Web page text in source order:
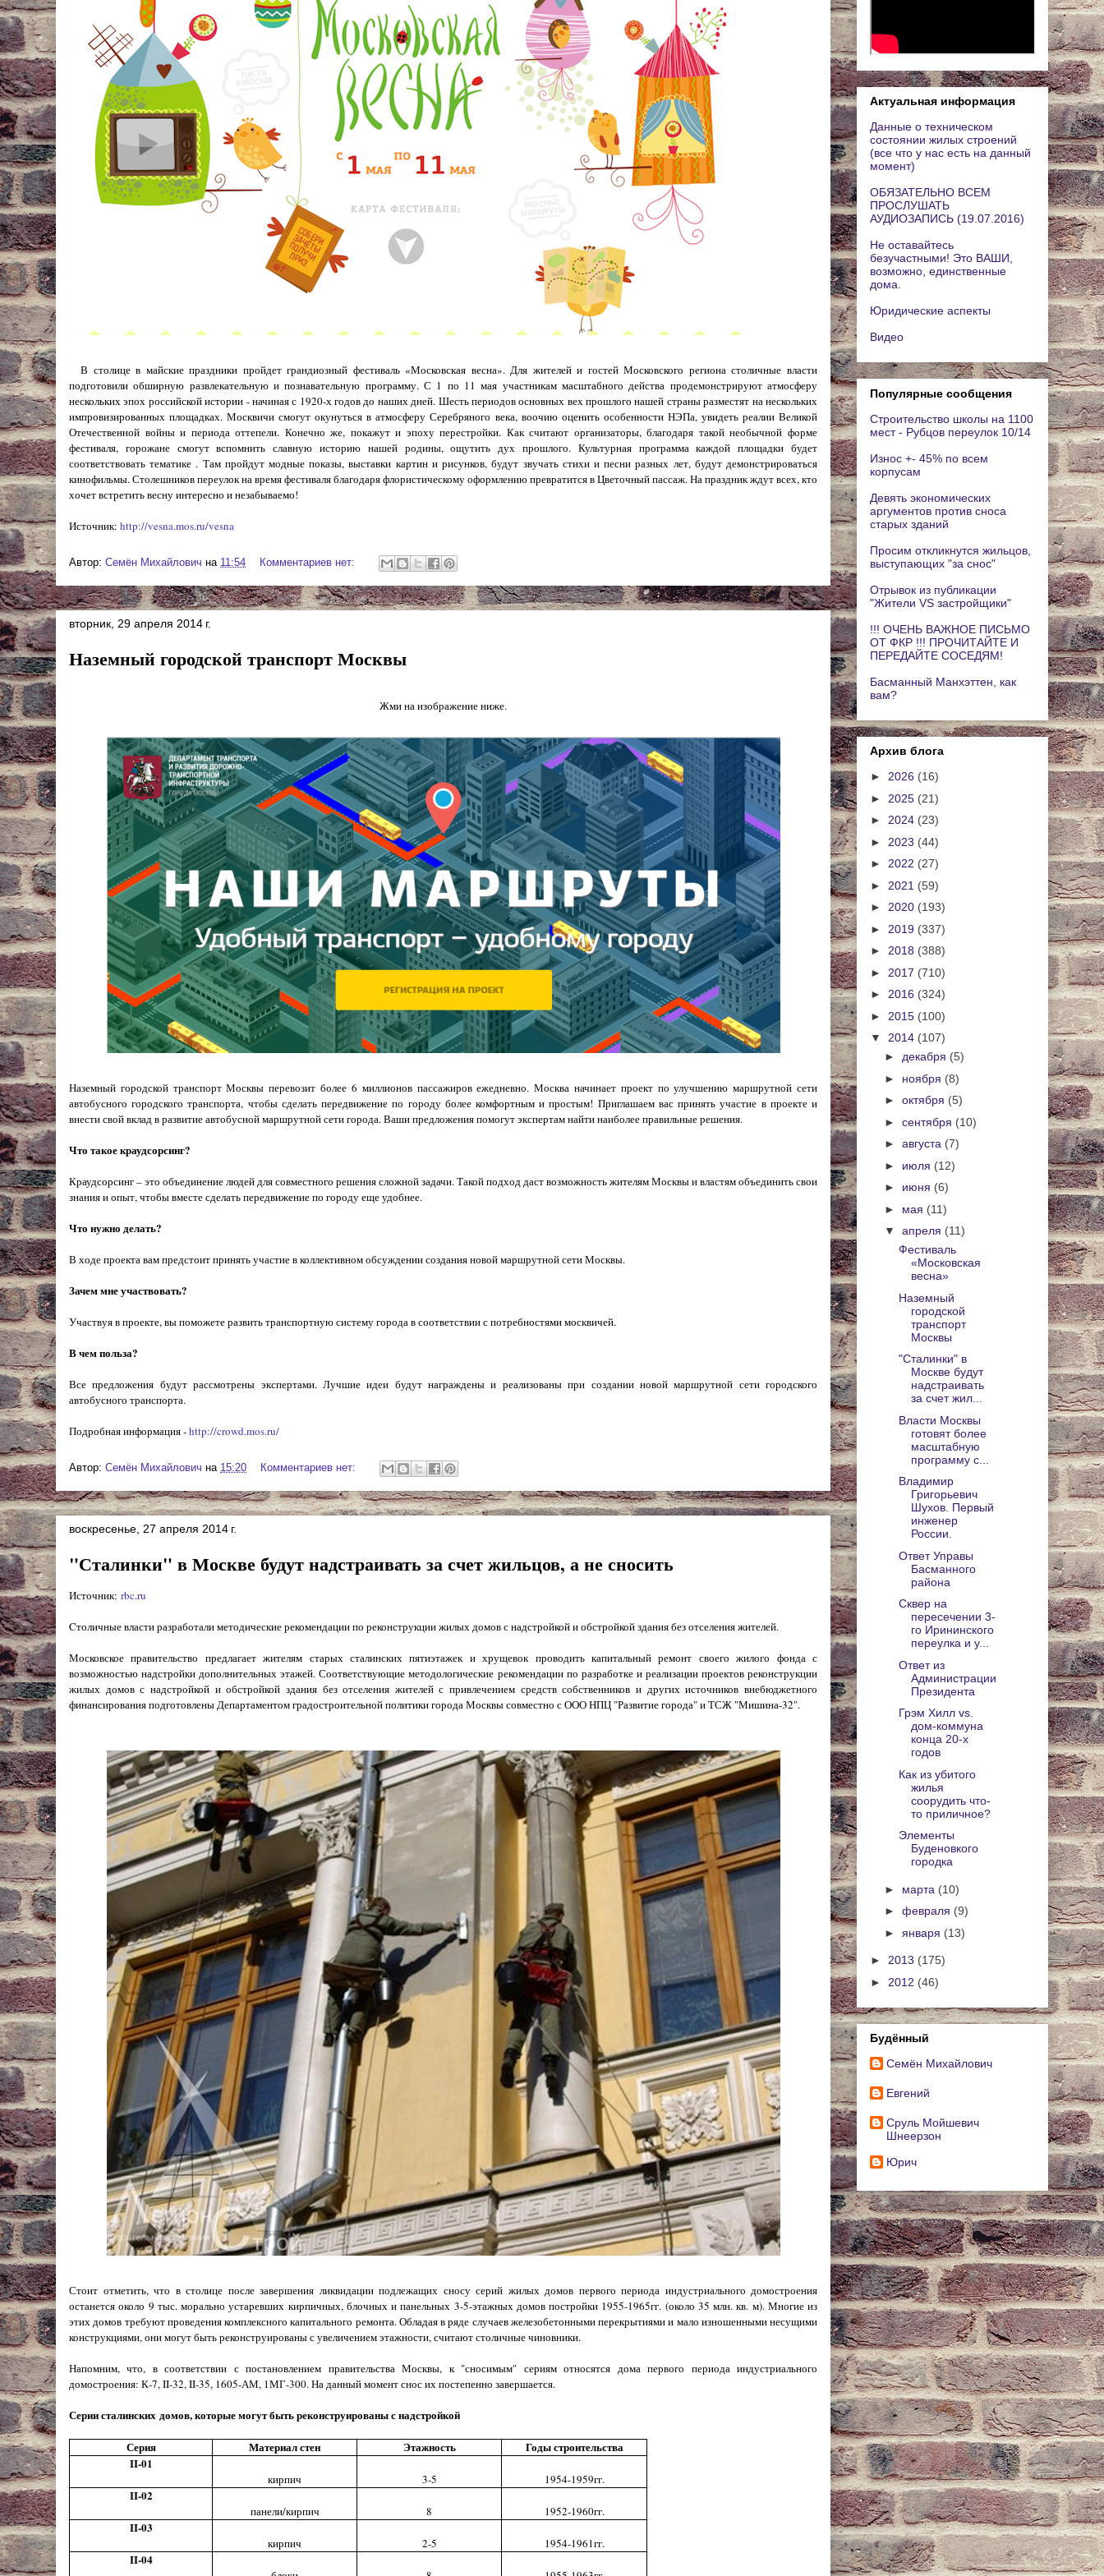
В столице в майские праздники пройдет грандиозный фестиваль «Московская весна». Для жителей и гостей Московского региона столичные власти
подготовили обширную развлекательную и познавательную программу. С 1 по 11 мая участникам масштабного действа продемонстрируют атмосферу
нескольких эпох российской истории - начиная с 1920-х годов до наших дней. Шесть периодов основных вех прошлого нашей страны разместят на нескольких
импровизированных площадках. Москвичи смогут окунуться в атмосферу Серебряного века, воочию оценить особенности НЭПа, увидеть реалии Великой
Отечественной войны и периода оттепели. Конечно же, покажут и эпоху перестройки. Как считают организаторы, благодаря такой необычной форме
фестиваля, горожане смогут вспомнить славную историю нашей родины, ощутить дух прошлого. Культурная программа каждой площадки будет
соответствовать тематике . Там пройдут модные показы, выставки картин и рисунков, будут звучать стихи и песни разных лет, будут демонстрироваться
кинофильмы. Столешников переулок на время фестиваля благодаря флористическому оформлению превратится в Цветочный пассаж. На праздник ждут всех, кто
хочет встретить весну интересно и незабываемо!
Источник: http://vesna.mos.ru/vesna
Автор: Cемён Михайлович на 11:54 Комментариев нет:
вторник, 29 апреля 2014 г.
Наземный городской транспорт Москвы
Жми на изображение ниже.
Наземный городской транспорт Москвы перевозит более 6 миллионов пассажиров ежедневно. Москва начинает проект по улучшению маршрутной сети
автобусного городского транспорта, чтобы сделать передвижение по городу более комфортным и простым! Приглашаем вас принять участие в проекте и
внести свой вклад в развитие автобусной маршрутной сети города. Ваши предложения помогут экспертам найти наиболее правильные решения.
Что такое краудсорсинг?
Краудсорсинг – это объединение людей для совместного решения сложной задачи. Такой подход даст возможность жителям Москвы и властям объединить свои
знания и опыт, чтобы вместе сделать передвижение по городу еще удобнее.
Что нужно делать?
В ходе проекта вам предстоит принять участие в коллективном обсуждении создания новой маршрутной сети Москвы.
Зачем мне участвовать?
Участвуя в проекте, вы поможете развить транспортную систему города в соответствии с потребностями москвичей.
В чем польза?
Все предложения будут рассмотрены экспертами. Лучшие идеи будут награждены и реализованы при создании новой маршрутной сети городского
автобусного транспорта.
Подробная информация -http://crowd.mos.ru/
Автор: Cемён Михайлович на 15:20 Комментариев нет:
воскресенье, 27 апреля 2014 г.
"Сталинки" в Москве будут надстраивать за счет жильцов, а не сносить
Источник: rbc.ru
Cтоличные власти разработали методические рекомендации по реконструкции жилых домов с надстройкой и обстройкой здания без отселения жителей.
Московское правительство предлагает жителям старых сталинских пятиэтажек и хрущевок проводить капитальный ремонт своего жилого фонда с
возможностью надстройки дополнительных этажей. Соответствующие методологические рекомендации по разработке и реализации проектов реконструкции
жилых домов с надстройкой и обстройкой здания без отселения жителей с привлечением средств собственников и других источников внебюджетного
финансирования подготовлены Департаментом градостроительной политики города Москвы совместно с ООО НПЦ "Развитие города" и ТСЖ "Мишина-32".
Стоит отметить, что в столице после завершения ликвидации подлежащих сносу серий жилых домов первого периода индустриального домостроения
останется около 9 тыс. морально устаревших кирпичных, блочных и панельных 3-5-этажных домов постройки 1955-1965гг. (около 35 млн. кв. м). Многие из
этих домов требуют проведения комплексного капитального ремонта. Обладая в ряде случаев железобетонными перекрытиями и мало изношенными несущими
конструкциями, они могут быть реконструированы с увеличением этажности, считают столичные чиновники.
Напомним, что, в соответствии с постановлением правительства Москвы, к "сносимым" сериям относятся дома первого периода индустриального
домостроения: К-7, II-32, II-35, 1605-АМ, 1МГ-300. На данный момент снос их постепенно завершается.
Серии сталинских домов, которые могут быть реконструированы с надстройкой
Серия Материал стен Этажность
Годы строительства
II-01
кирпич 3-5 1954-1959гг.
II-02
панели/кирпич 8 1952-1960гг.
II-03
кирпич 2-5 1954-1961гг.
II-04
Актуальная информация
Данные о техническом
состоянии жилых строений
(все что у нас есть на данный
момент)
ОБЯЗАТЕЛЬНО ВСЕМ
ПРОСЛУШАТЬ
АУДИОЗАПИСЬ (19.07.2016)
Не оставайтесь
безучастными! Это ВАШИ,
возможно, единственные
дома.
Юридические аспекты
Видео
Популярные сообщения
Строительство школы на 1100
мест - Рубцов переулок 10/14
Износ +- 45% по всем
корпусам
Девять экономических
аргументов против сноса
старых зданий
Просим откликнутся жильцов,
выступающих "за снос"
Отрывок из публикации
"Жители VS застройщики"
!!! ОЧЕНЬ ВАЖНОЕ ПИСЬМО
ОТ ФКР !!! ПРОЧИТАЙТЕ И
ПЕРЕДАЙТЕ СОСЕДЯМ!
Басманный Манхэттен, как
вам?
Архив блога
► 2026 (16)
► 2025 (21)
► 2024 (23)
► 2023 (44)
► 2022 (27)
► 2021 (59)
► 2020 (193)
► 2019 (337)
► 2018 (388)
► 2017 (710)
► 2016 (324)
► 2015 (100)
▼ 2014 (107)
► декабря (5)
► ноября (8)
► октября (5)
► сентября (10)
► августа (7)
► июля (12)
► июня (6)
► мая (11)
▼ апреля (11)
Фестиваль
«Московская
весна»
Наземный
городской
транспорт
Москвы
"Сталинки" в
Москве будут
надстраивать
за счет жил...
Власти Москвы
готовят более
масштабную
программу с...
Владимир
Григорьевич
Шухов. Первый
инженер
России.
Ответ Управы
Басманного
района
Сквер на
пересечении 3-
го Ирининского
переулка и у...
Ответ из
Администрации
Президента
Грэм Хилл vs.
дом-коммуна
конца 20-х
годов
Как из убитого
жилья
соорудить что-
то приличное?
Элементы
Буденовкого
городка
► марта (10)
► февраля (9)
► января (13)
► 2013 (175)
► 2012 (46)
Будённый
Cемён Михайлович
Евгений
Сруль Мойшевич
Шнеерзон
Юрич